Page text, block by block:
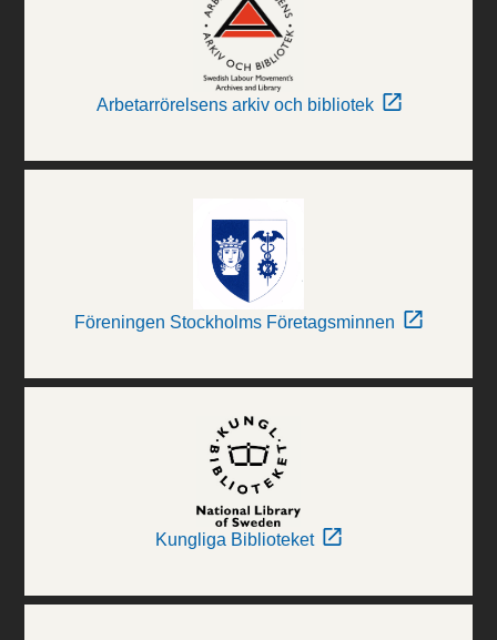
Arbetarrörelsens arkiv och bibliotek
Föreningen Stockholms Företagsminnen
Kungliga Biblioteket